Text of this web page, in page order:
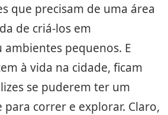
que precisam de uma área
de criá-los em
pequenos. E
à vida na cidade, ficam
se puderem ter um
para correr e explorar. Claro,